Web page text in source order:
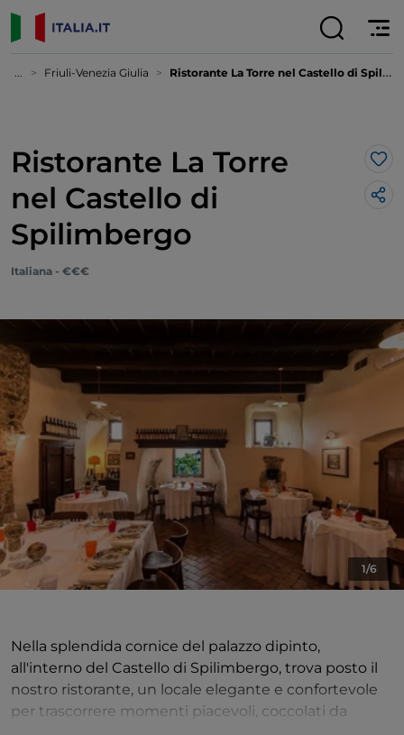
... Friuli-Venezia Giulia Ristorante La Torre nel Castello di Spilimbergo
Ristorante La Torre
nel Castello di
Spilimbergo
Italiana - €€€
1/6
Nella splendida cornice del palazzo dipinto,
all'interno del Castello di Spilimbergo, trova posto il
nostro ristorante, un locale elegante e confortevole
per trascorrere momenti piacevoli, coccolati da